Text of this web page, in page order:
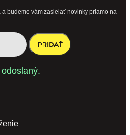
a budeme vám zasielať novinky priamo na
PRIDAŤ